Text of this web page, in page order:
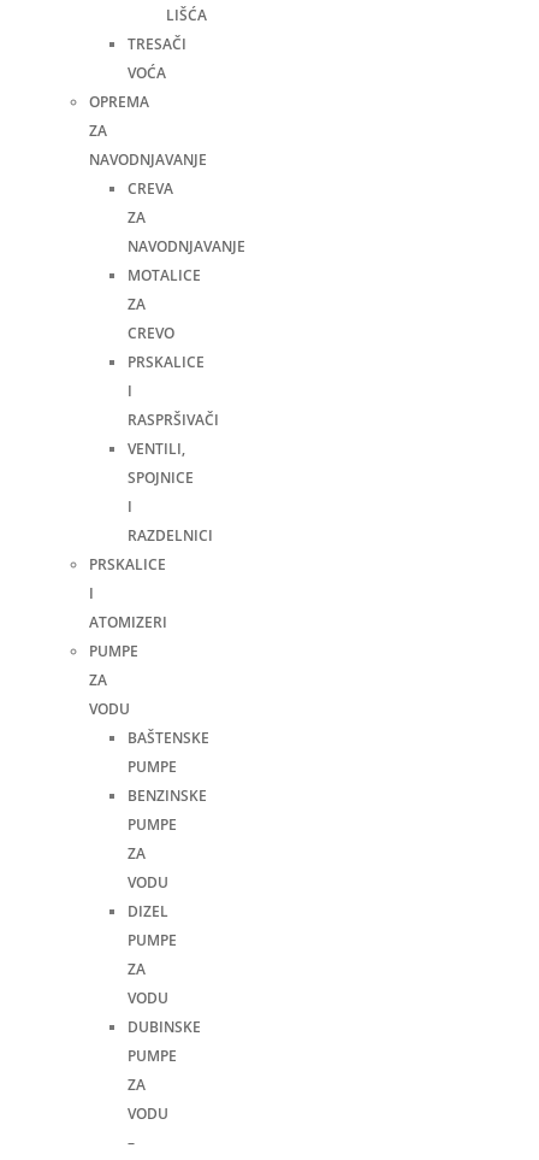
LIŠĆA
TRESAČI
VOĆA
OPREMA
ZA
NAVODNJAVANJE
CREVA
ZA
NAVODNJAVANJE
MOTALICE
ZA
CREVO
PRSKALICE
I
RASPRŠIVAČI
VENTILI,
SPOJNICE
I
RAZDELNICI
PRSKALICE
I
ATOMIZERI
PUMPE
ZA
VODU
BAŠTENSKE
PUMPE
BENZINSKE
PUMPE
ZA
VODU
DIZEL
PUMPE
ZA
VODU
DUBINSKE
PUMPE
ZA
VODU
–